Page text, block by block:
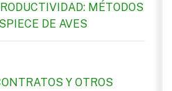
MÉTODOS
DE AVES
Y OTROS